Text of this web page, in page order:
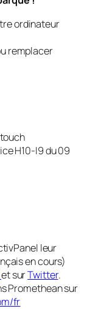
ordinateur
remplacer
H10-I9 du 09
leur
en cours)
et surTwitter.
Promethean sur
fr